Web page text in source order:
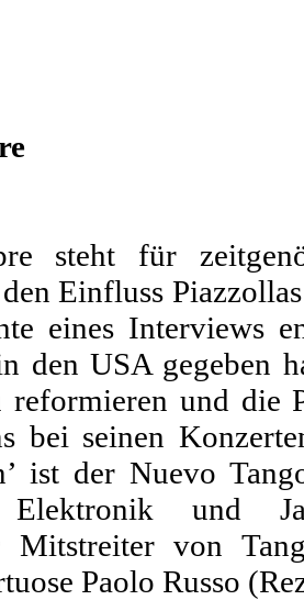
steht für
Einfluss
eines Interviews
den USA gegeben
reformieren und die
bei seinen
ist der Nuevo
Elektronik und
Mitstreiter von
Paolo Russo